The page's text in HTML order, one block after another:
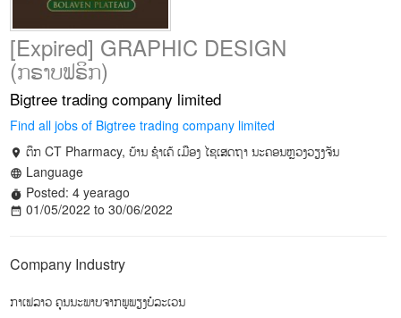
[Expired] GRAPHIC DESIGN
(ກຣາບຟຣິກ)
Bigtree trading company limited
Find all jobs of Bigtree trading company limited
location_on ຕຶກ CT Pharmacy, ບ້ານ ຊຳເຄ້ ເມືອງ ໄຊເສດຖາ ນະຄອນຫຼວງວຽງຈັນ
language Language
timer Posted: 4 yearago
date_range 01/05/2022 to 30/06/2022
Company Industry
ກາເຟລາວ ຄຸນນະພາບຈາກພູພຽງບໍລະເວນ